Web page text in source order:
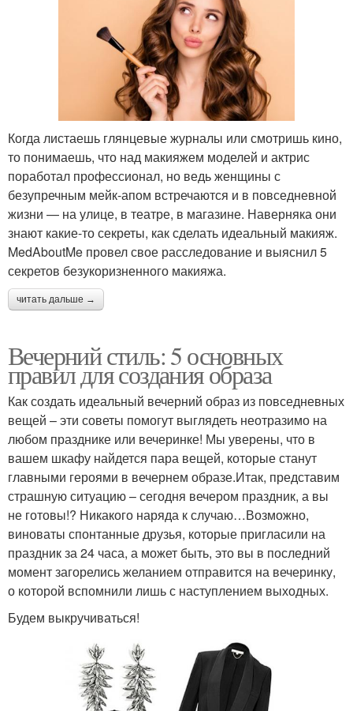
Когда листаешь глянцевые журналы или смотришь кино,
то понимаешь, что над макияжем моделей и актрис
поработал профессионал, но ведь женщины с
безупречным мейк-апом встречаются и в повседневной
жизни — на улице, в театре, в магазине. Наверняка они
знают какие-то секреты, как сделать идеальный макияж.
MedAboutMe провел свое расследование и выяснил 5
секретов безукоризненного макияжа.
читать дальше →
Вечерний стиль: 5 основных
правил для создания образа
Как создать идеальный вечерний образ из повседневных
вещей – эти советы помогут выглядеть неотразимо на
любом празднике или вечеринке! Мы уверены, что в
вашем шкафу найдется пара вещей, которые станут
главными героями в вечернем образе.Итак, представим
страшную ситуацию – сегодня вечером праздник, а вы
не готовы!? Никакого наряда к случаю…Возможно,
виноваты спонтанные друзья, которые пригласили на
праздник за 24 часа, а может быть, это вы в последний
момент загорелись желанием отправится на вечеринку,
о которой вспомнили лишь с наступлением выходных.
Будем выкручиваться!